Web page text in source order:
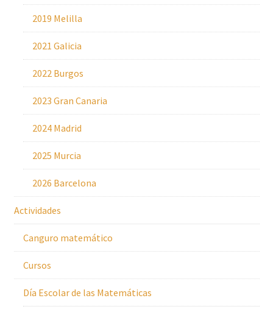
2019 Melilla
2021 Galicia
2022 Burgos
2023 Gran Canaria
2024 Madrid
2025 Murcia
2026 Barcelona
Actividades
Canguro matemático
Cursos
Día Escolar de las Matemáticas